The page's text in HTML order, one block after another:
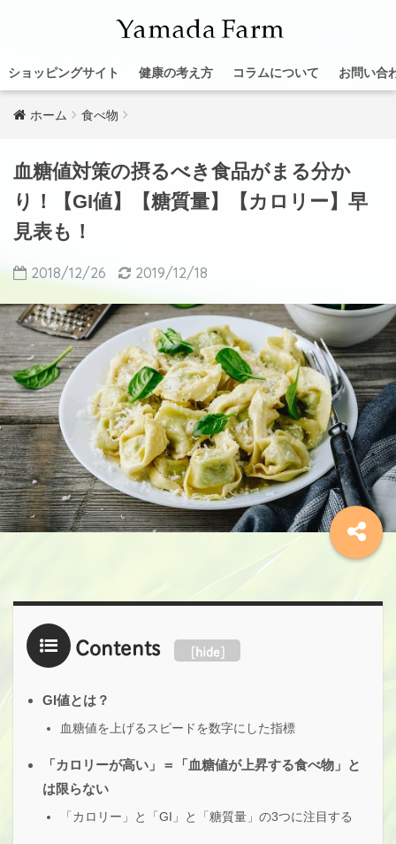
ショッピングサイト 健康の考え方 コラムについて お問い合
ホーム 食べ物
血糖値対策の摂るべき食品がまる分か
り！【GI値】【糖質量】【カロリー】早
見表も！
2018/12/26 2019/12/18
Contents [hide]
GI値とは？
血糖値を上げるスピードを数字にした指標
「カロリーが高い」＝「血糖値が上昇する食べ物」と
は限らない
「カロリー」と「GI」と「糖質量」の3つに注目する